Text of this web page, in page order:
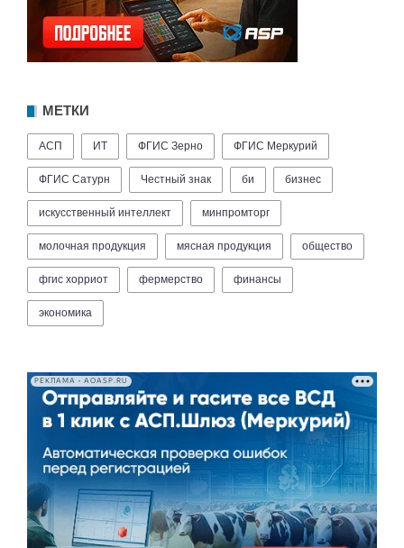
МЕТКИ
АСП ИТ ФГИС Зерно ФГИС Меркурий
ФГИС Сатурн Честный знак би бизнес
искусственный интеллект минпромторг
молочная продукция мясная продукция общество
фгис хорриот фермерство финансы
экономика
РЕКЛАМА • AOASP.RU